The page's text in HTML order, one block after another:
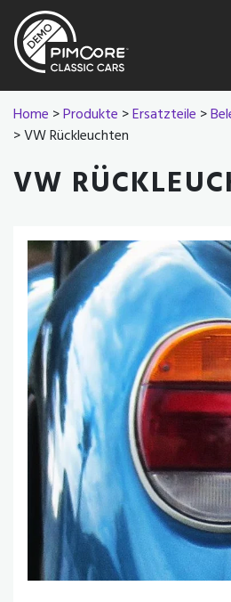
Home >Produkte >Ersatzteile >
> VW Rückleuchten
VW